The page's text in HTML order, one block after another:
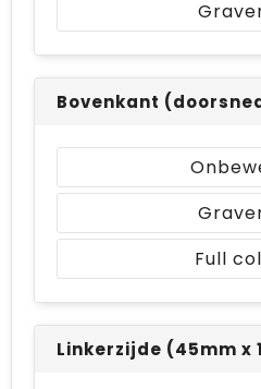
Bovenkant
Full
Linkerzijde (45mm x